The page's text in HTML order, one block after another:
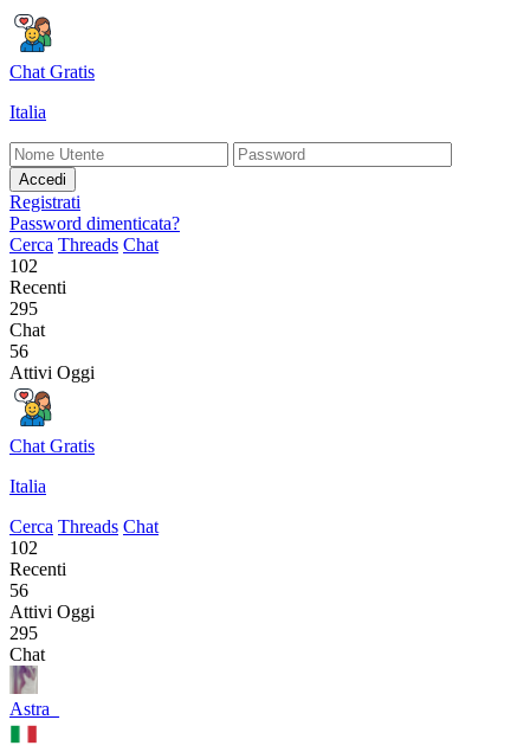
Chat Gratis
Italia
Accedi
Registrati
Password dimenticata?
Cerca Threads Chat
102
Recenti
295
Chat
56
Attivi Oggi
Chat Gratis
Italia
Cerca Threads Chat
102
Recenti
56
Attivi Oggi
295
Chat
Astra_